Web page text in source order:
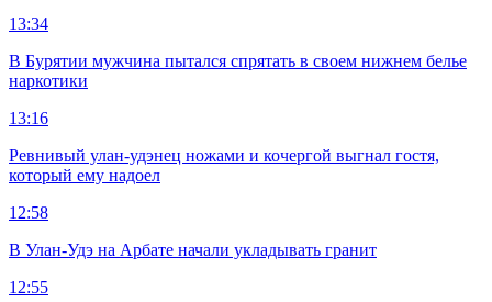
13:34
В Бурятии мужчина пытался спрятать в своем нижнем белье
наркотики
13:16
Ревнивый улан-удэнец ножами и кочергой выгнал гостя,
который ему надоел
12:58
В Улан-Удэ на Арбате начали укладывать гранит
12:55